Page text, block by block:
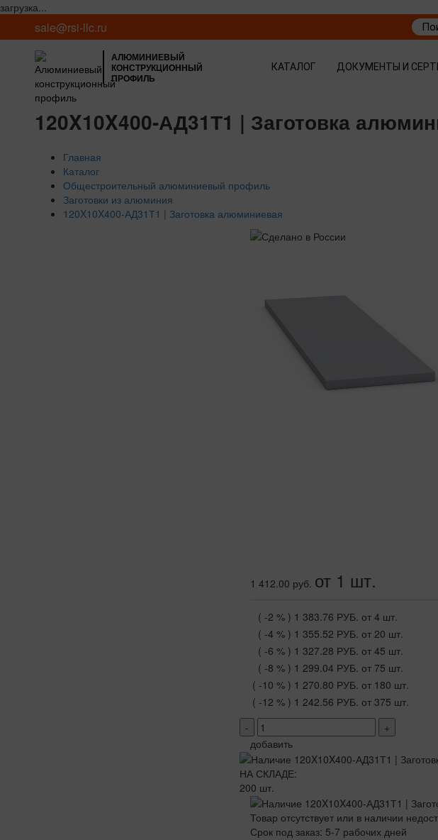
загрузка...
sale@rsi-llc.ru
АЛЮМИНИЕВЫЙ
КОНСТРУКЦИОННЫЙ
ПРОФИЛЬ
КАТАЛОГ ДОКУМЕНТЫ И
120X10X400-АД31Т1 | Заготовка
Главная
Каталог
Общестроительный алюминиевый профиль
Заготовки из алюминия
120X10X400-АД31Т1 | Заготовка алюминиевая
1 412.00 руб. от 1 шт.
( -2 % ) 1 383.76 РУБ. от 4 шт.
( -4 % ) 1 355.52 РУБ. от 20 шт.
( -6 % ) 1 327.28 РУБ. от 45 шт.
( -8 % ) 1 299.04 РУБ. от 75 шт.
( -10 % ) 1 270.80 РУБ. от 180 шт.
( -12 % ) 1 242.56 РУБ. от 375 шт.
-
+
добавить
НА СКЛАДЕ:
200 шт.
Товар отсутствует или в наличии
Срок под заказ: 5-7 рабочих дней